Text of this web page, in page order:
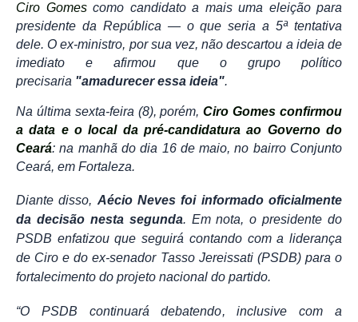
Ciro Gomescomo candidato a mais uma eleição para
presidente da República — o que seria a 5ª tentativa
dele. O ex-ministro, por sua vez, não descartou a ideia de
imediato e afirmou que o grupo político
precisaria "amadurecer essa ideia".
Na última sexta-feira (8), porém,Ciro Gomes confirmou
a data e o local da pré-candidatura ao Governo do
Ceará: na manhã do dia 16 de maio, no bairro Conjunto
Ceará, em Fortaleza.
Diante disso, Aécio Neves foi informado oficialmente
da decisão nesta segunda. Em nota, o presidente do
PSDB enfatizou que seguirá contando com a liderança
de Ciro e do ex-senador Tasso Jereissati (PSDB) para o
fortalecimento do projeto nacional do partido.
“O PSDB continuará debatendo, inclusive com a